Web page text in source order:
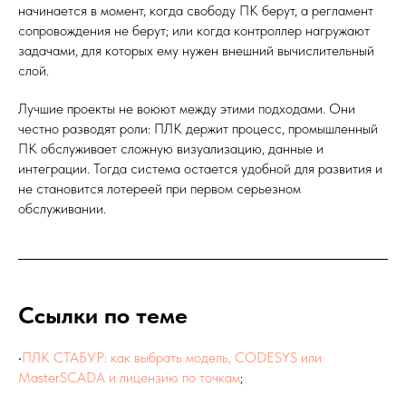
начинается в момент, когда свободу ПК берут, а регламент
сопровождения не берут; или когда контроллер нагружают
задачами, для которых ему нужен внешний вычислительный
слой.
Лучшие проекты не воюют между этими подходами. Они
честно разводят роли: ПЛК держит процесс, промышленный
ПК обслуживает сложную визуализацию, данные и
интеграции. Тогда система остается удобной для развития и
не становится лотереей при первом серьезном
обслуживании.
Ссылки по теме
•ПЛК СТАБУР: как выбрать модель, CODESYS или
MasterSCADA и лицензию по точкам;